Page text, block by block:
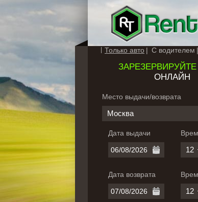
Только авто С водителем
ЗАРЕЗЕРВИРУЙТЕ
ОНЛАЙН
Место выдачи/возврата
Москва
Дата выдачи
Дата возврата
12
12